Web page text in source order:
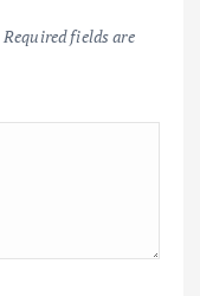
Required fields are